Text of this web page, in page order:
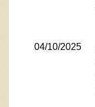
04/10/2025